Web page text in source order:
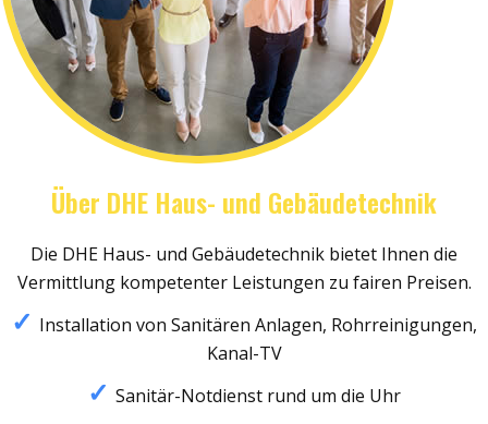
Über DHE Haus- und Gebäudetechnik
Die DHE Haus- und Gebäudetechnik bietet Ihnen die
Vermittlung kompetenter Leistungen zu fairen Preisen.
Installation von Sanitären Anlagen, Rohrreinigungen,
Kanal-TV
Sanitär-Notdienst rund um die Uhr